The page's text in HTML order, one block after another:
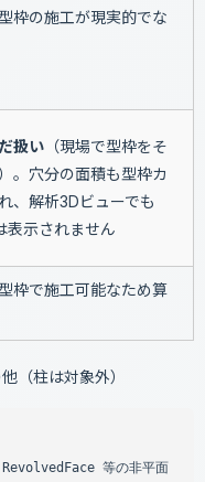
型枠の施工が現実的でな
扱い （現場で型枠をそ
。穴分の面積も型枠カ
、解析3Dビューでも
表示されません
型枠で施工可能なため算
（柱は対象外）
等の非平面